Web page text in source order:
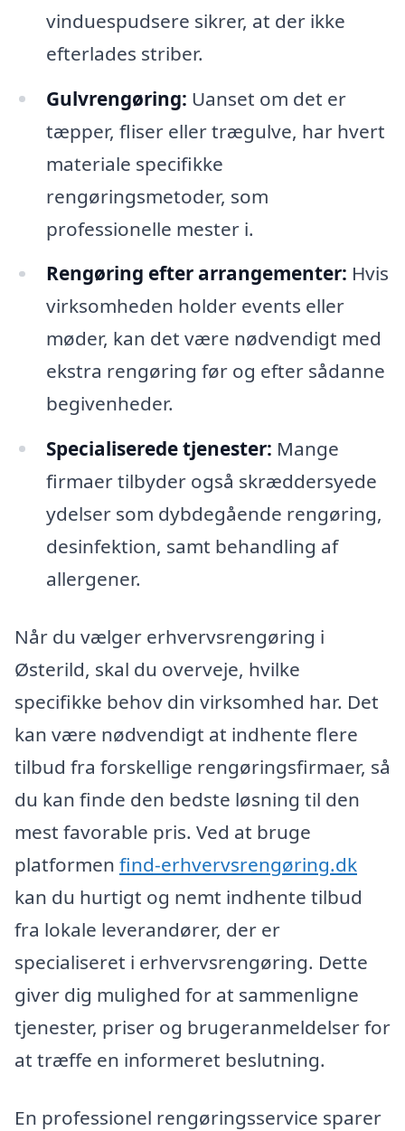
vinduespudsere sikrer, at der ikke
efterlades striber.
Gulvrengøring: Uanset om det er
tæpper, fliser eller trægulve, har hvert
materiale specifikke
rengøringsmetoder, som
professionelle mester i.
Rengøring efter arrangementer: Hvis
virksomheden holder events eller
møder, kan det være nødvendigt med
ekstra rengøring før og efter sådanne
begivenheder.
Specialiserede tjenester: Mange
firmaer tilbyder også skræddersyede
ydelser som dybdegående rengøring,
desinfektion, samt behandling af
allergener.
Når du vælger erhvervsrengøring i
Østerild, skal du overveje, hvilke
specifikke behov din virksomhed har. Det
kan være nødvendigt at indhente flere
tilbud fra forskellige rengøringsfirmaer, så
du kan finde den bedste løsning til den
mest favorable pris. Ved at bruge
platformen find-erhvervsrengøring.dk
kan du hurtigt og nemt indhente tilbud
fra lokale leverandører, der er
specialiseret i erhvervsrengøring. Dette
giver dig mulighed for at sammenligne
tjenester, priser og brugeranmeldelser for
at træffe en informeret beslutning.
En professionel rengøringsservice sparer